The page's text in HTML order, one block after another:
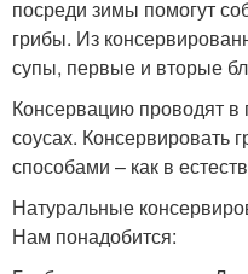
посреди зимы помогут
грибы. Из
супы, первые и вторые
Консервацию проводят в
соусах. Консервировать
способами – как в
Натуральные
Нам понадобится: